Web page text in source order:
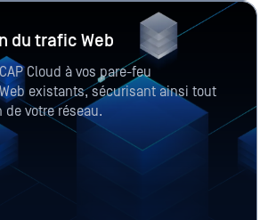
du trafic Web
Cloud à vos pare-feu
existants, sécurisant ainsi tout
votre réseau.